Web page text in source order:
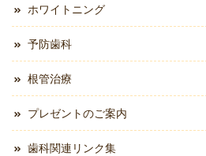
ホワイトニング
予防歯科
根管治療
プレゼントのご案内
歯科関連リンク集